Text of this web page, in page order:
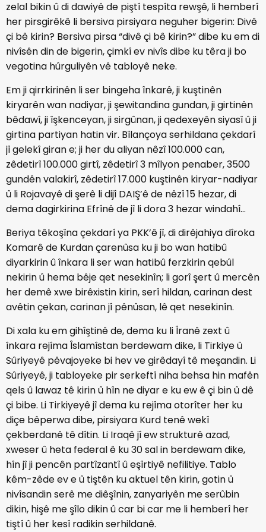
zelal bikin û di dawiyê de piştî tespîta rewşê, li hemberî
her pirsgirêkê li bersiva pirsiyara neguher bigerin: Divê
çi bê kirin? Bersiva pirsa “divê çi bê kirin?” dibe ku em di
nivîsên din de bigerin, çimkî ev nivîs dibe ku têra ji bo
vegotina hûrguliyên vê tabloyê neke.
Em ji qirrkirinên li ser bingeha înkarê, ji kuştinên
kiryarên wan nadiyar, ji şewitandina gundan, ji girtinên
bêdawî, ji îşkenceyan, ji sirgûnan, ji qedexeyên siyasî û ji
girtina partiyan hatin vir. Bîlançoya serhildana çekdarî
jî gelekî giran e; ji her du aliyan nêzî 100.000 can,
zêdetirî 100.000 girtî, zêdetirî 3 mîlyon penaber, 3500
gundên valakirî, zêdetirî 17.000 kuştinên kiryar-nadiyar
û li Rojavayê di şerê li dijî DAIŞ’ê de nêzî 15 hezar, di
dema dagirkirina Efrînê de jî li dora 3 hezar windahî…
Beriya têkoşîna çekdarî ya PKK’ê jî, di dirêjahiya dîroka
Komarê de Kurdan çarenûsa ku ji bo wan hatibû
diyarkirin û înkara li ser wan hatibû ferzkirin qebûl
nekirin û hema bêje qet nesekinîn; li gorî şert û mercên
her demê xwe birêxistin kirin, serî hildan, carinan dest
avêtin çekan, carinan jî pênûsan, lê qet nesekinîn.
Di xala ku em gihîştinê de, dema ku li Îranê zext û
înkara rejîma Îslamîstan berdewam dike, li Tirkiye û
Sûriyeyê pêvajoyeke bi hev ve girêdayî tê meşandin. Li
Sûriyeyê, ji tabloyeke pir serkeftî niha behsa hin mafên
qels û lawaz tê kirin û hîn ne diyar e ku ew ê çi bin û dê
çi bibe. Li Tirkiyeyê jî dema ku rejîma otorîter her ku
diçe bêperwa dibe, pirsiyara Kurd tenê wekî
çekberdanê tê dîtin. Li Iraqê jî ew strukturê azad,
xweser û heta federal ê ku 30 sal in berdewam dike,
hîn jî ji pencên partîzantî û eşîrtiyê nefilitiye. Tablo
kêm-zêde ev e û tiştên ku aktuel tên kirin, gotin û
nivîsandin serê me diêşînin, zanyariyên me serûbin
dikin, hişê me şîlo dikin û car bi car me li hemberî her
tiştî û her kesî radikin serhildanê.